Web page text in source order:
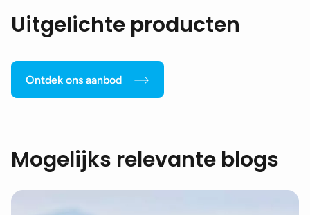
Uitgelichte producten
Ontdek ons aanbod
Mogelijks relevante blogs